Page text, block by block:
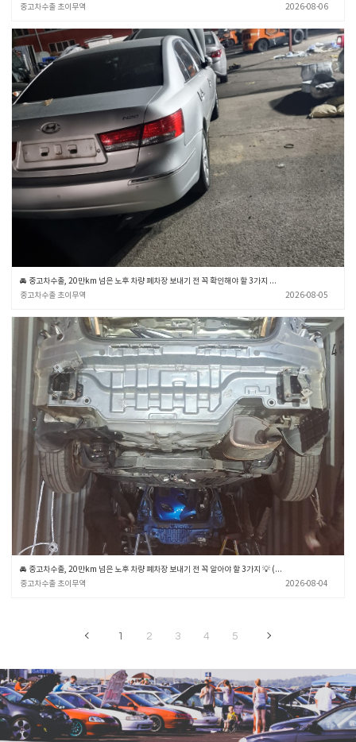
중고차수출 초이무역
2026-08-06
🚘 중고차수출, 20만km 넘은 노후 차량 폐차장 보내기 전 꼭 확인해야 할 3가지 💡 (중고차수출 초이무역)
중고차수출 초이무역
2026-08-05
🚘 중고차수출, 20만km 넘은 노후 차량 폐차장 보내기 전 꼭 알아야 할 3가지 💡 (중고차수출 초이무역)
중고차수출 초이무역
2026-08-04
1 2 3 4 5